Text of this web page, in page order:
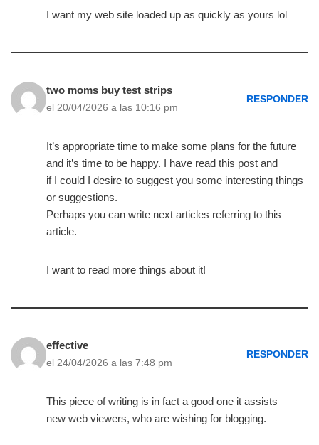
I want my web site loaded up as quickly as yours lol
two moms buy test strips
el 20/04/2026 a las 10:16 pm
RESPONDER
It’s appropriate time to make some plans for the future
and it’s time to be happy. I have read this post and
if I could I desire to suggest you some interesting things
or suggestions.
Perhaps you can write next articles referring to this
article.
I want to read more things about it!
effective
el 24/04/2026 a las 7:48 pm
RESPONDER
This piece of writing is in fact a good one it assists
new web viewers, who are wishing for blogging.